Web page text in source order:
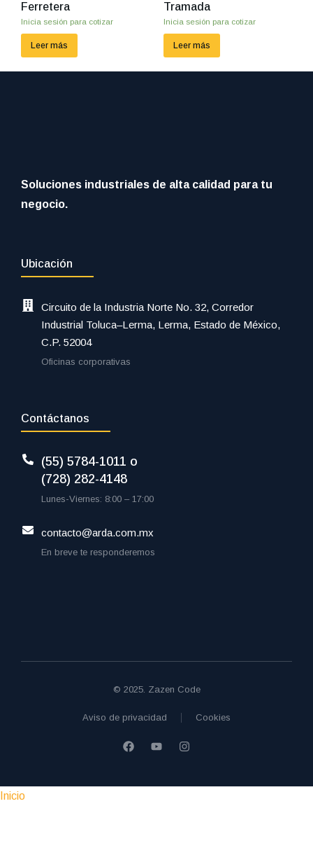
Ferretera
Inicia sesión para cotizar
Leer más
Tramada
Inicia sesión para cotizar
Leer más
Soluciones industriales de alta calidad para tu
negocio.
Ubicación
Circuito de la Industria Norte No. 32, Corredor
Industrial Toluca–Lerma, Lerma, Estado de México,
C.P. 52004
Oficinas corporativas
Contáctanos
(55) 5784-1011 o
(728) 282-4148
Lunes-Viernes: 8:00 – 17:00
contacto@arda.com.mx
En breve te responderemos
© 2025. Zazen Code
Aviso de privacidad Cookies
Inicio